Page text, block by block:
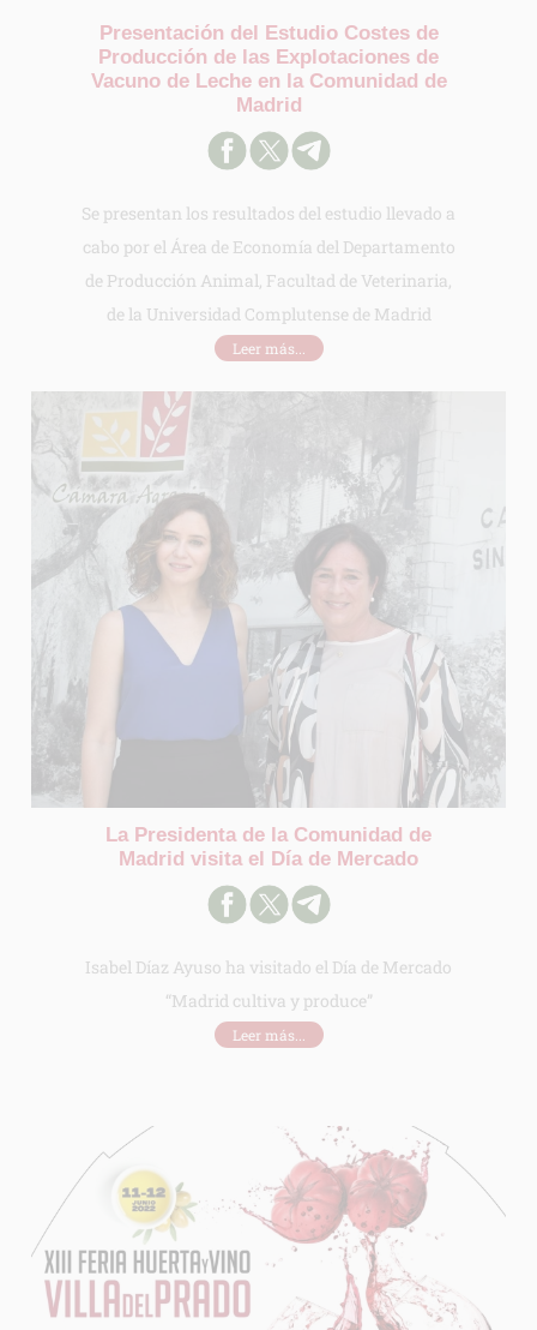
Presentación del Estudio Costes de
Producción de las Explotaciones de
Vacuno de Leche en la Comunidad de
Madrid
Se presentan los resultados del estudio llevado a
cabo por el Área de Economía del Departamento
de Producción Animal, Facultad de Veterinaria,
de la Universidad Complutense de Madrid
Leer más...
La Presidenta de la Comunidad de
Madrid visita el Día de Mercado
Isabel Díaz Ayuso ha visitado el Día de Mercado
“Madrid cultiva y produce”
Leer más...